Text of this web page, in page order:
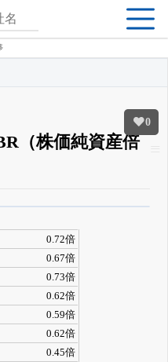
0
（株価純資産倍
じめる
版の先行利用も付きます
0.72倍
0.67倍
0.73倍
0.62倍
0.59倍
0.62倍
0.45倍